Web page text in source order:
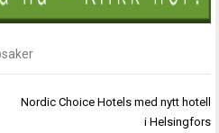
Nordic Choice Hotels med nytt hotell
i Helsingfors